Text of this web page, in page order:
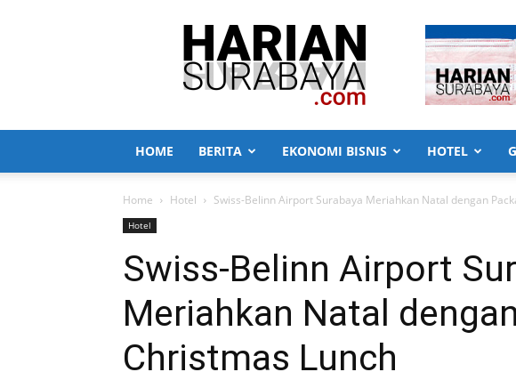
Harian
Surabaya
HOME BERITA EKONOMI BISNIS HOTEL
Home Hotel Swiss-Belinn Airport Surabaya Meriahkan Natal dengan
Hotel
Swiss-Belinn Airport
Meriahkan Natal
Christmas Lunch